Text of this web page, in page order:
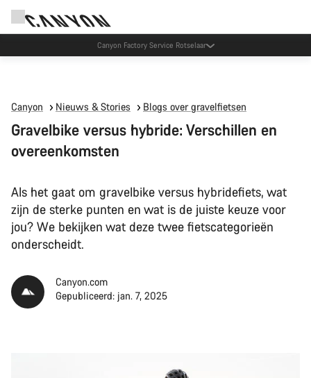
Canyon Factory Service Rotselaar
Canyon Nieuws & Stories Blogs over gravelfietsen
Gravelbike versus hybride: Verschillen en
overeenkomsten
Als het gaat om gravelbike versus hybridefiets, wat
zijn de sterke punten en wat is de juiste keuze voor
jou? We bekijken wat deze twee fietscategorieën
onderscheidt.
Canyon.com
Gepubliceerd: jan. 7, 2025